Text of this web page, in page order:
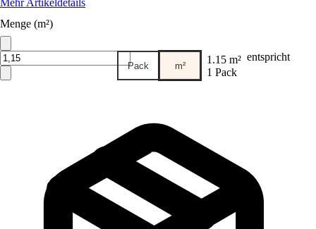
Mehr Artikeldetails
Menge (m²)
Pack m² 1.15 m² entspricht
1 Pack